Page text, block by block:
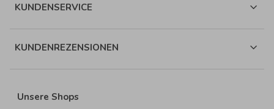
KUNDENSERVICE
KUNDENREZENSIONEN
Unsere Shops